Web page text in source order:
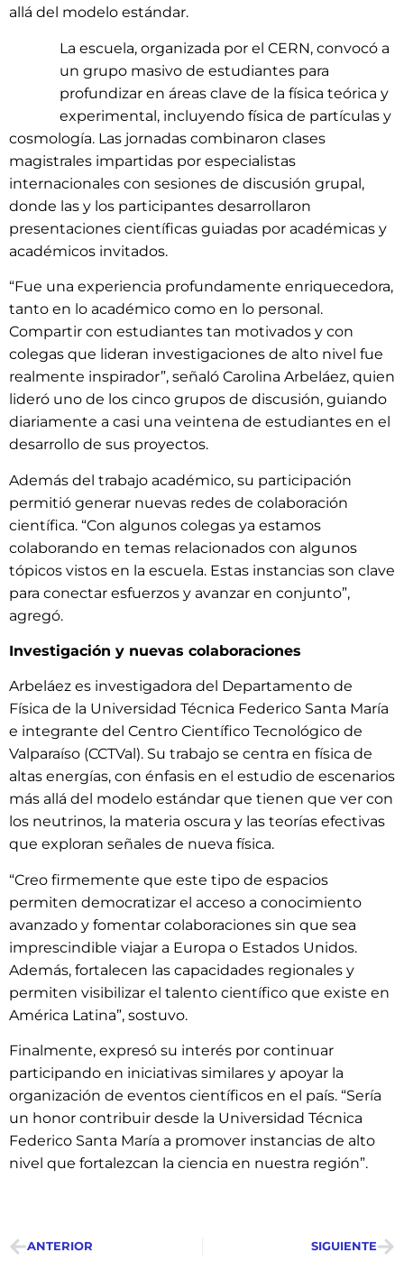
allá del modelo estándar.
La escuela, organizada por el CERN, convocó a
un grupo masivo de estudiantes para
profundizar en áreas clave de la física teórica y
experimental, incluyendo física de partículas y
cosmología. Las jornadas combinaron clases
magistrales impartidas por especialistas
internacionales con sesiones de discusión grupal,
donde las y los participantes desarrollaron
presentaciones científicas guiadas por académicas y
académicos invitados.
“Fue una experiencia profundamente enriquecedora,
tanto en lo académico como en lo personal.
Compartir con estudiantes tan motivados y con
colegas que lideran investigaciones de alto nivel fue
realmente inspirador”, señaló Carolina Arbeláez, quien
lideró uno de los cinco grupos de discusión, guiando
diariamente a casi una veintena de estudiantes en el
desarrollo de sus proyectos.
Además del trabajo académico, su participación
permitió generar nuevas redes de colaboración
científica. “Con algunos colegas ya estamos
colaborando en temas relacionados con algunos
tópicos vistos en la escuela. Estas instancias son clave
para conectar esfuerzos y avanzar en conjunto”,
agregó.
Investigación y nuevas colaboraciones
Arbeláez es investigadora del Departamento de
Física de la Universidad Técnica Federico Santa María
e integrante del Centro Científico Tecnológico de
Valparaíso (CCTVal). Su trabajo se centra en física de
altas energías, con énfasis en el estudio de escenarios
más allá del modelo estándar que tienen que ver con
los neutrinos, la materia oscura y las teorías efectivas
que exploran señales de nueva física.
“Creo firmemente que este tipo de espacios
permiten democratizar el acceso a conocimiento
avanzado y fomentar colaboraciones sin que sea
imprescindible viajar a Europa o Estados Unidos.
Además, fortalecen las capacidades regionales y
permiten visibilizar el talento científico que existe en
América Latina”, sostuvo.
Finalmente, expresó su interés por continuar
participando en iniciativas similares y apoyar la
organización de eventos científicos en el país. “Sería
un honor contribuir desde la Universidad Técnica
Federico Santa María a promover instancias de alto
nivel que fortalezcan la ciencia en nuestra región”.
ANTERIOR SIGUIENTE